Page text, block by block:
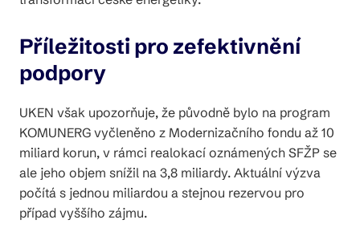
Příležitosti pro zefektivnění
podpory
UKEN však upozorňuje, že původně bylo na program
KOMUNERG vyčleněno z Modernizačního fondu až 10
miliard korun, v rámci realokací oznámených SFŽP se
ale jeho objem snížil na 3,8 miliardy. Aktuální výzva
počítá s jednou miliardou a stejnou rezervou pro
případ vyššího zájmu.